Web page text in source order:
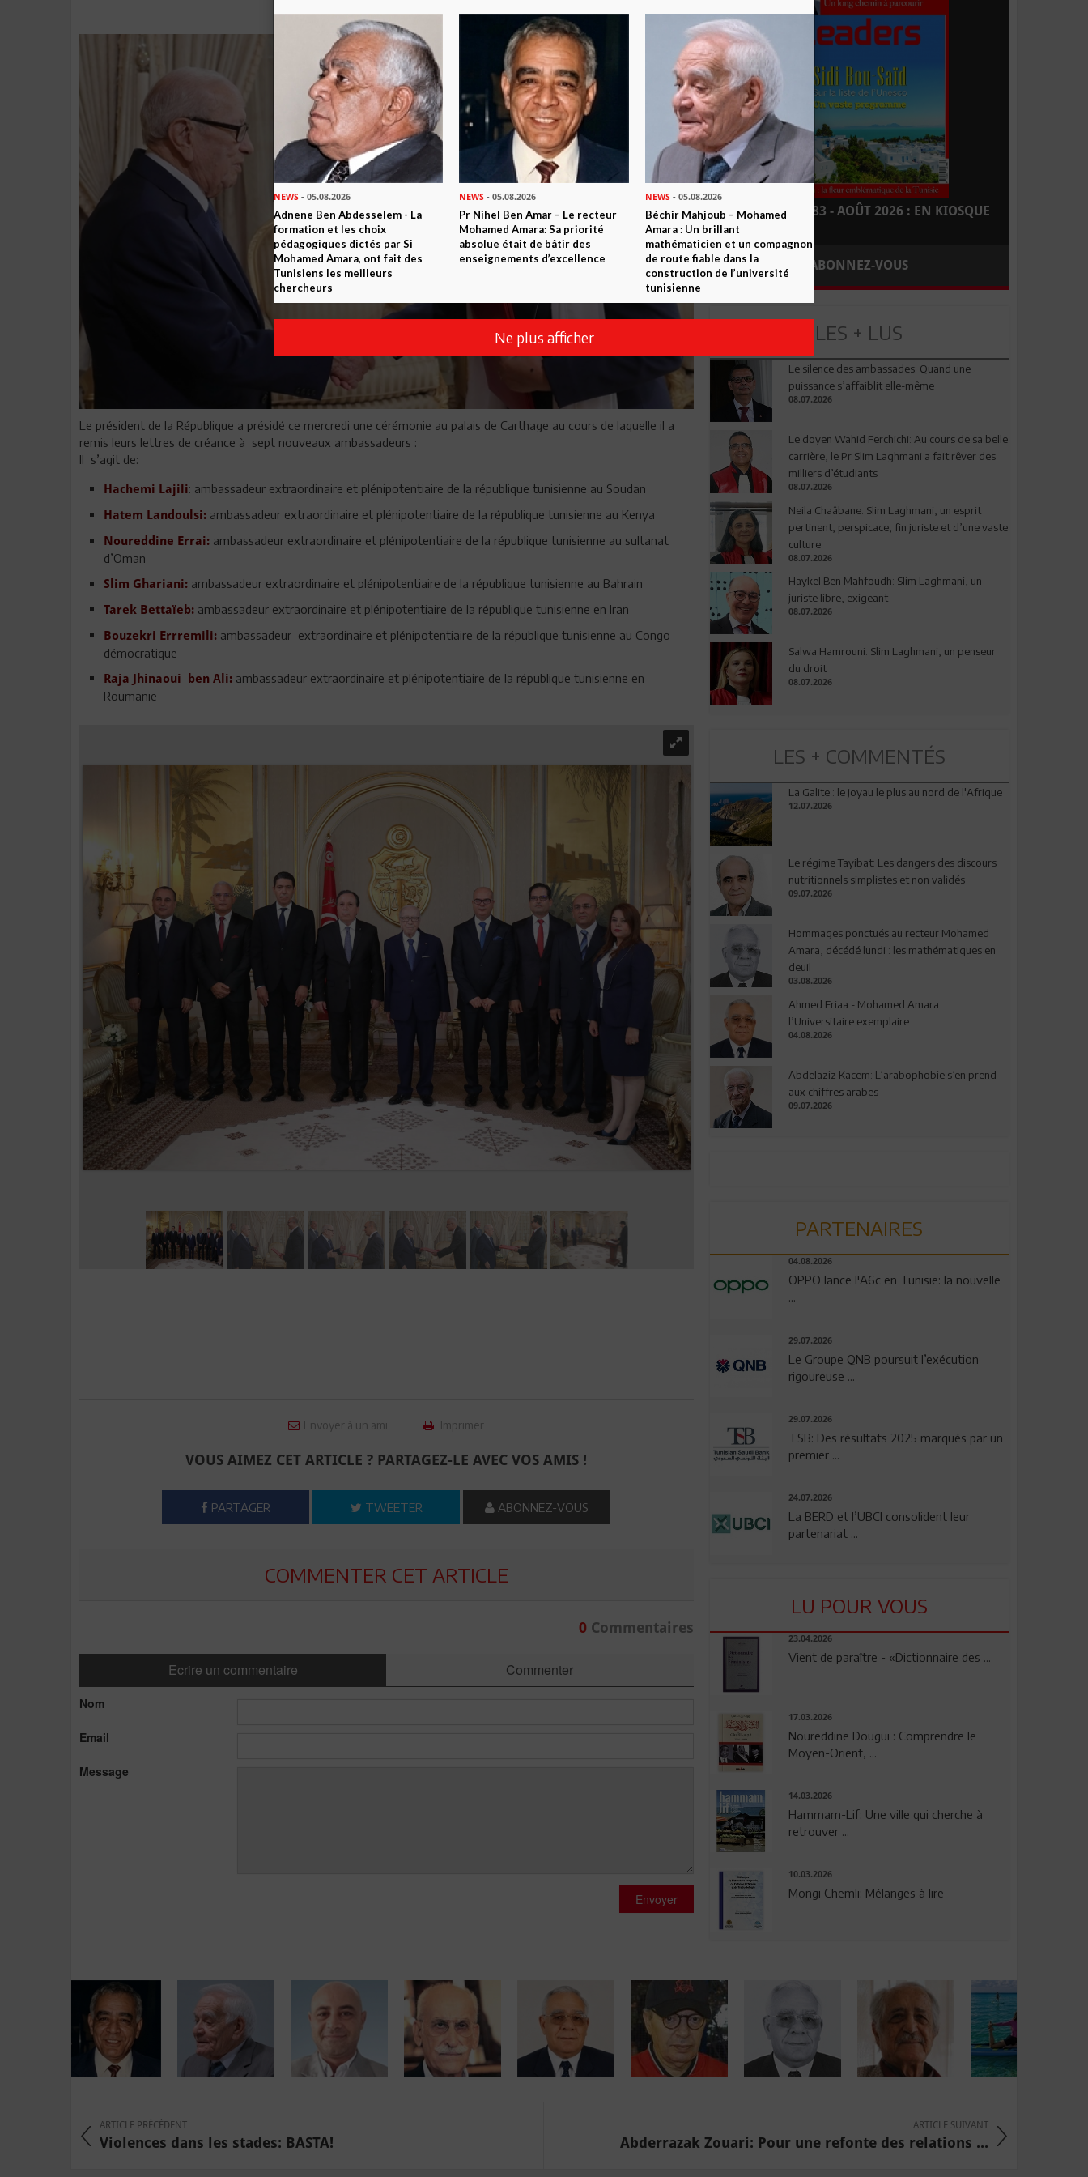
Le président de la République a présidé ce mercredi une cérémonie au palais de Carthage au cours de laquelle il a
remis leurs lettres de créance à sept nouveaux ambassadeurs :
Il s’agit de:
Hachemi Lajili: ambassadeur extraordinaire et plénipotentiaire de la république tunisienne au Soudan
Hatem Landoulsi: ambassadeur extraordinaire et plénipotentiaire de la république tunisienne au Kenya
Noureddine Errai: ambassadeur extraordinaire et plénipotentiaire de la république tunisienne au sultanat
d’Oman
Slim Ghariani: ambassadeur extraordinaire et plénipotentiaire de la république tunisienne au Bahrain
Tarek Bettaïeb: ambassadeur extraordinaire et plénipotentiaire de la république tunisienne en Iran
Bouzekri Errremili: ambassadeur extraordinaire et plénipotentiaire de la république tunisienne au Congo
démocratique
Raja Jhinaoui ben Ali: ambassadeur extraordinaire et plénipotentiaire de la république tunisienne en
Roumanie
Envoyer à un ami Imprimer
VOUS AIMEZ CET ARTICLE ? PARTAGEZ-LE AVEC VOS AMIS !
PARTAGER TWEETER ABONNEZ-VOUS
COMMENTER CET ARTICLE
0Commentaires
Ecrire un commentaire Commenter
Nom
Email
Message
Envoyer
LEADERS N° 183 - AOÛT 2026 : EN KIOSQUE
ABONNEZ-VOUS
LES + LUS
Le silence des ambassades: Quand une
puissance s’affaiblit elle-même
08.07.2026
Le doyen Wahid Ferchichi: Au cours de sa belle
carrière, le Pr Slim Laghmani a fait rêver des
milliers d’étudiants
08.07.2026
Neila Chaâbane: Slim Laghmani, un esprit
pertinent, perspicace, fin juriste et d’une vaste
culture
08.07.2026
Haykel Ben Mahfoudh: Slim Laghmani, un
juriste libre, exigeant
08.07.2026
Salwa Hamrouni: Slim Laghmani, un penseur
du droit
08.07.2026
LES + COMMENTÉS
La Galite : le joyau le plus au nord de l'Afrique
12.07.2026
Le régime Tayibat: Les dangers des discours
nutritionnels simplistes et non validés
09.07.2026
Hommages ponctués au recteur Mohamed
Amara, décédé lundi : les mathématiques en
deuil
03.08.2026
Ahmed Friaa - Mohamed Amara:
l’Universitaire exemplaire
04.08.2026
Abdelaziz Kacem: L’arabophobie s’en prend
aux chiffres arabes
09.07.2026
PARTENAIRES
04.08.2026
OPPO lance l'A6c en Tunisie: la nouvelle
...
29.07.2026
Le Groupe QNB poursuit l’exécution
rigoureuse ...
29.07.2026
TSB: Des résultats 2025 marqués par un
premier ...
24.07.2026
La BERD et l’UBCI consolident leur
partenariat ...
LU POUR VOUS
23.04.2026
Vient de paraître - «Dictionnaire des ...
17.03.2026
Noureddine Dougui : Comprendre le
Moyen-Orient, ...
14.03.2026
Hammam-Lif: Une ville qui cherche à
retrouver ...
10.03.2026
Mongi Chemli: Mélanges à lire
ARTICLE PRÉCÉDENT
Violences dans les stades: BASTA!
ARTICLE SUIVANT
Abderrazak Zouari: Pour une refonte des relations ...
NEWS - 05.08.2026
Adnene Ben Abdesselem - La
formation et les choix
pédagogiques dictés par Si
Mohamed Amara, ont fait des
Tunisiens les meilleurs
chercheurs
NEWS - 05.08.2026
Pr Nihel Ben Amar – Le recteur
Mohamed Amara: Sa priorité
absolue était de bâtir des
enseignements d’excellence
NEWS- 05.08.2026
Béchir Mahjoub – Mohamed
Amara : Un brillant
mathématicien et un compagnon
de route fiable dans la
construction de l’université
tunisienne
Ne plus afficher